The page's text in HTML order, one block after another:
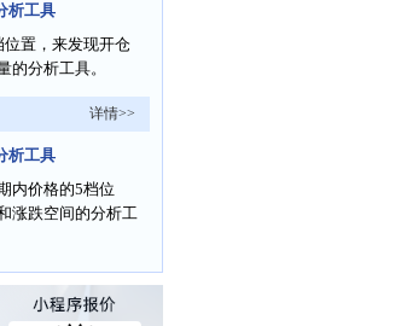
析工具
置，来发现开仓
的分析工具。
详情>>
析工具
内价格的5档位
涨跌空间的分析工